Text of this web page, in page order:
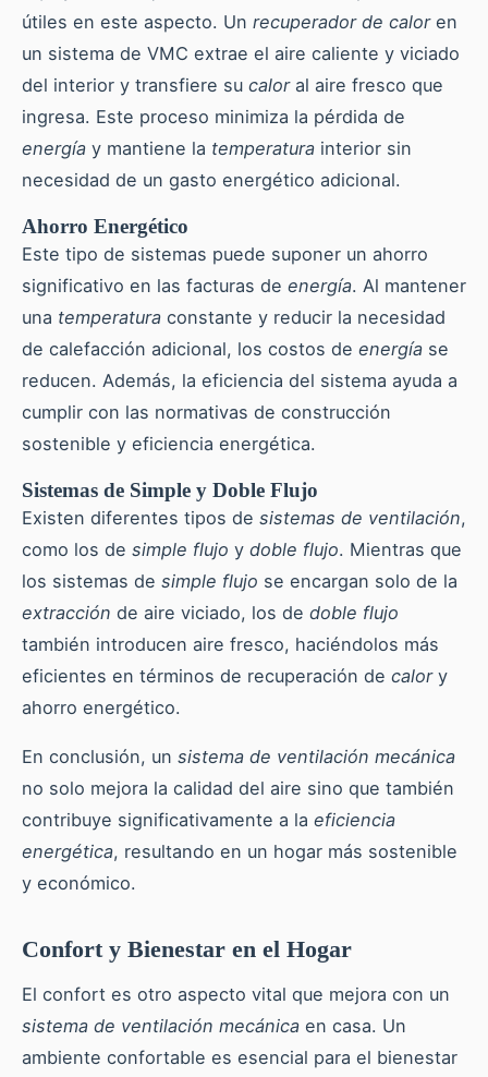
útiles en este aspecto. Un recuperador de caloren
un sistema de VMC extrae el aire caliente y viciado
del interior y transfiere su caloral aire fresco que
ingresa. Este proceso minimiza la pérdida de
energía y mantiene la temperatura interior sin
necesidad de un gasto energético adicional.
Ahorro Energético
Este tipo de sistemas puede suponer un ahorro
significativo en las facturas de energía. Al mantener
una temperatura constante y reducir la necesidad
de calefacción adicional, los costos de energía se
reducen. Además, la eficiencia del sistema ayuda a
cumplir con las normativas de construcción
sostenible y eficiencia energética.
Sistemas de Simple y Doble Flujo
Existen diferentes tipos de sistemas de ventilación,
como los de simple flujo y doble flujo. Mientras que
los sistemas de simple flujo se encargan solo de la
extracción de aire viciado, los de doble flujo
también introducen aire fresco, haciéndolos más
eficientes en términos de recuperación de calory
ahorro energético.
En conclusión, un sistema de ventilación mecánica
no solo mejora la calidad del aire sino que también
contribuye significativamente a la eficiencia
energética, resultando en un hogar más sostenible
y económico.
Confort y Bienestar en el Hogar
El confort es otro aspecto vital que mejora con un
sistema de ventilación mecánica en casa. Un
ambiente confortable es esencial para el bienestar